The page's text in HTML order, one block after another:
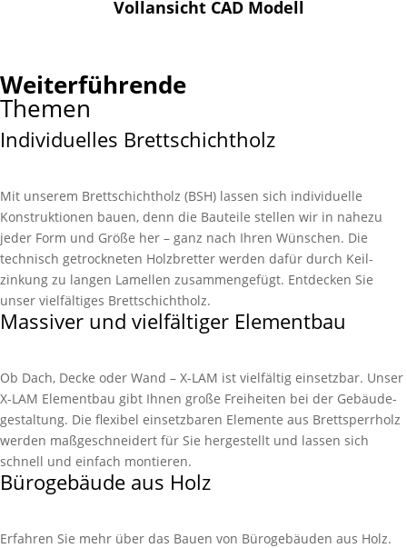
Vollansicht CAD Modell
Weiterführende
Themen
Individuelles Brettschichtholz
Mit unserem Brett­schicht­holz (BSH) lassen sich indivi­duelle
Konstruk­tionen bauen, denn die Bau­teile stellen wir in nahezu
jeder Form und Größe her – ganz nach Ihren Wünschen. Die
technisch getrock­neten Holz­bretter werden dafür durch Keil­
zinkung zu langen Lamel­len zu­sammen­gefügt. Entdecken Sie
unser viel­fältiges Brett­schicht­holz.
Massiver und vielfältiger Elementbau
Ob Dach, Decke oder Wand – X-LAM ist vielfältig einsetz­bar. Unser
X-LAM Element­bau gibt Ihnen große Frei­heiten bei der Gebäude­
gestaltung. Die flexibel einsetz­baren Elemente aus Brett­sperr­holz
werden maß­geschnei­dert für Sie her­gestellt und lassen sich
schnell und einfach montieren.
Bürogebäude aus Holz
Erfahren Sie mehr über das Bauen von Bürogebäuden aus Holz.